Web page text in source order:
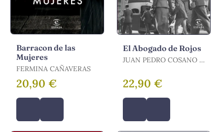
Barracon de las
Mujeres
FERMINA CAÑAVERAS
20,90 €
El Abogado de Rojos
JUAN PEDRO COSANO /
22,90 €